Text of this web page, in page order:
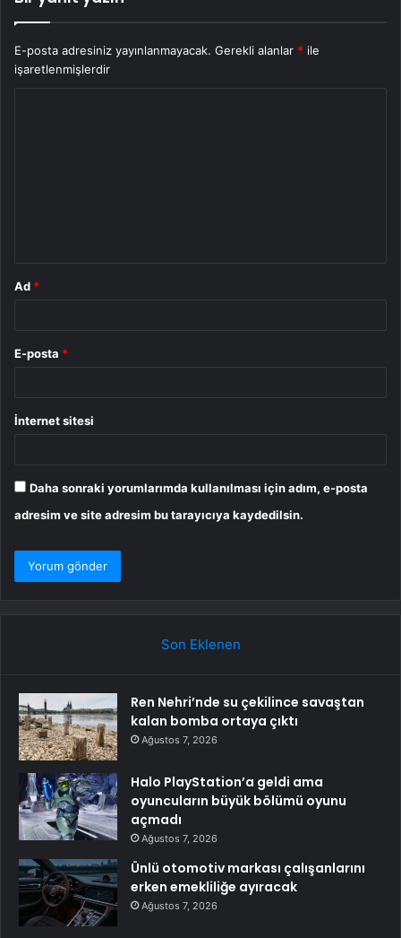
E-posta adresiniz yayınlanmayacak. Gerekli alanlar * ile
işaretlenmişlerdir
Ad *
E-posta *
İnternet sitesi
Daha sonraki yorumlarımda kullanılması için adım, e-posta
adresim ve site adresim bu tarayıcıya kaydedilsin.
Son Eklenen
Ren Nehri’nde su çekilince savaştan
kalan bomba ortaya çıktı
Ağustos 7, 2026
Halo PlayStation’a geldi ama
oyuncuların büyük bölümü oyunu
açmadı
Ağustos 7, 2026
Ünlü otomotiv markası çalışanlarını
erken emekliliğe ayıracak
Ağustos 7, 2026